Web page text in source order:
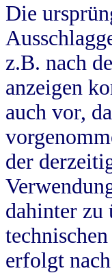
Die
z.B. nach
anzeigen
auch vor,
der
dahinter zu
erfolgt